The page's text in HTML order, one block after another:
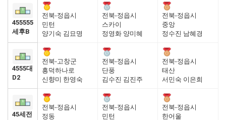
455555
세후B
전북-정읍시
민턴
양기숙 김묘명
전북-정읍시
스카이
정영화 양미혜
전북-정읍시
중앙
정수진 남혜경
4555대
D2
전북-고창군
흥덕하나로
신향미 한영숙
전북-정읍시
단풍
김수진 김진주
전북-정읍시
태산
서민숙 이은희
45세전
전북-정읍시
정동
전북-정읍시
민턴
전북-정읍시
한어울